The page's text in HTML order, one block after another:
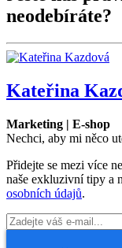
neodebíráte?
Kateřina
Marketing | E-shop
Nechci, aby mi něco
Přidejte se mezi více
naše exkluzivní tipy a
osobních údajů.